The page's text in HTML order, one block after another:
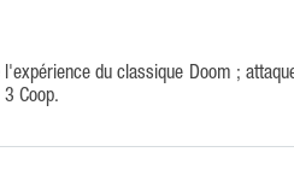
du classique Doom ;
Coop.